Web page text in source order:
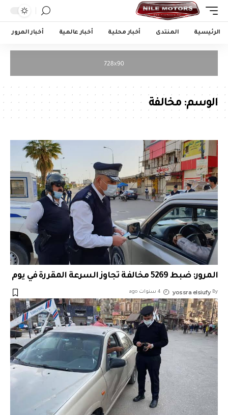
الرئيسية المنتدى أخبار محلية أخبار عالمية أخبار المرور
الوسم: مخالفة
المرور: ضبط 5269 مخالفة تجاوز السرعة المقررة في يوم
By
yossra elsiufy 4 سنوات ago